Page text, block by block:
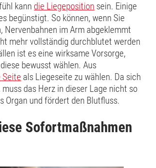
kann die Liegeposition sein. Einige
begünstigt. So können, wenn Sie
im Arm abgeklemmt
mehr vollständig durchblutet werden
ist es eine wirksame Vorsorge,
bewusst wählen. Aus
Seite als Liegeseite zu wählen. Da sich
das Herz in dieser Lage nicht so
Organ und fördert den Blutfluss.
Sofortmaßnahmen